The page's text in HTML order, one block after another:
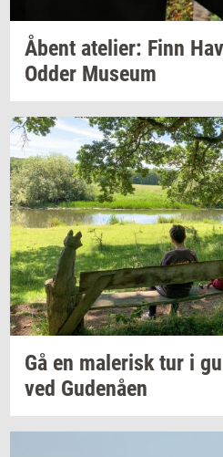
Åbent ate­li­er: Finn
Odder Mu­se­um
Gå en ma­le­risktur i
ved Gu­denå­en